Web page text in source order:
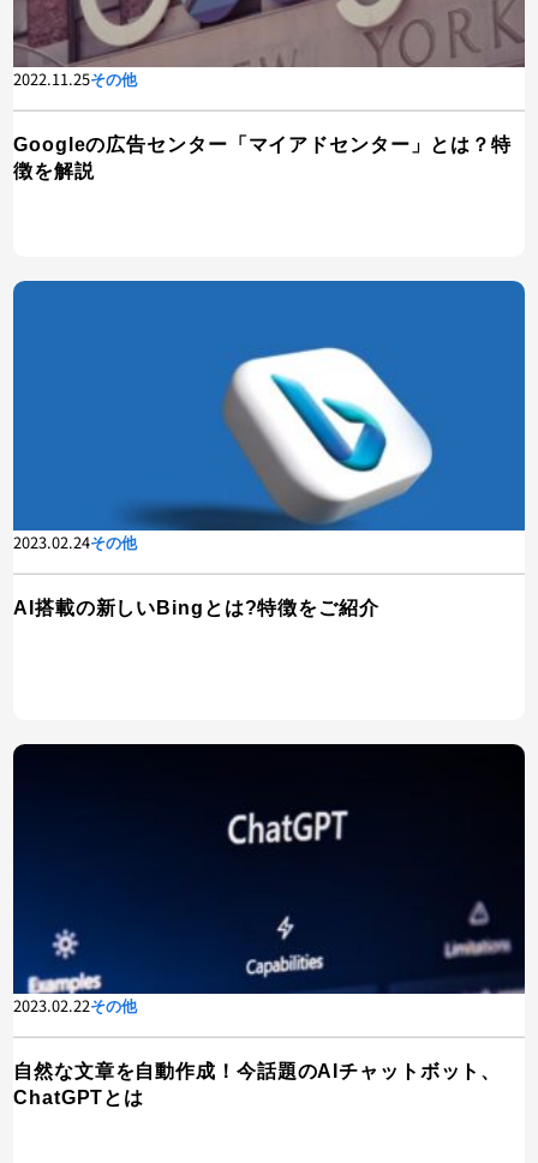
2022.11.25その他
Googleの広告センター「マイアドセンター」とは？特
徴を解説
2023.02.24その他
AI搭載の新しいBingとは?特徴をご紹介
2023.02.22その他
自然な文章を自動作成！今話題のAIチャットボット、
ChatGPTとは